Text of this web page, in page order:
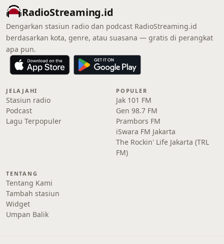
RadioStreaming.id
Dengarkan stasiun radio dan podcast RadioStreaming.id
berdasarkan kota, genre, atau suasana — gratis di perangkat
apa pun.
JELAJAHI
Stasiun radio
Podcast
Lagu Terpopuler
POPULER
Jak 101 FM
Gen 98.7 FM
Prambors FM
iSwara FM Jakarta
The Rockin' Life Jakarta (TRL
FM)
TENTANG
Tentang Kami
Tambah stasiun
Widget
Umpan Balik